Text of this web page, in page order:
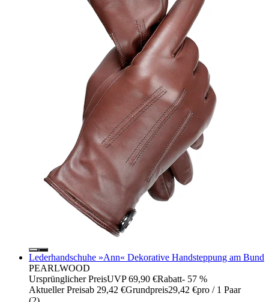
Lederhandschuhe »Ann« Dekorative Handsteppung am Bund
PEARLWOOD
Ursprünglicher PreisUVP 69,90 €Rabatt- 57 %
Aktueller Preisab 29,42 €Grundpreis29,42 €pro / 1 Paar